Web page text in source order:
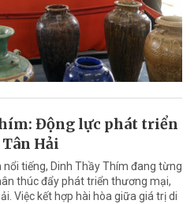
Động lực phát triển
Hải
nổi tiếng, Dinh Thầy Thím đang từng
thúc đẩy phát triển thương mại,
Việc kết hợp hài hòa giữa giá trị di